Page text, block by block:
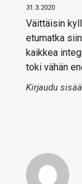
31.3.2020
Väittäisin
etumatka
kaikkea
toki vähän
Kirjaudu